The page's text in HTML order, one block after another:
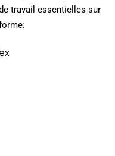
travail essentielles sur